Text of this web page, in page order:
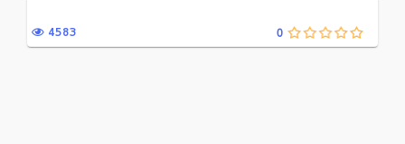
4583 0